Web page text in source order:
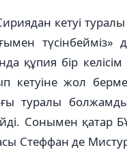
кетуі
құпия бір
кетуіне жол
тура­лы
Сонымен қатар
Стеффан де